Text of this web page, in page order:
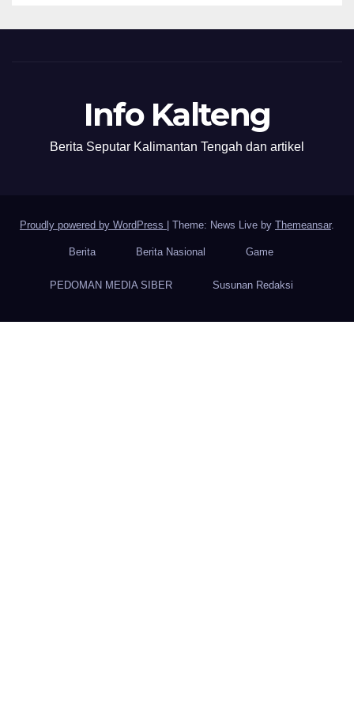
Info Kalteng
Berita Seputar Kalimantan Tengah dan artikel
Proudly powered by WordPress Theme: News Live by Themeansar.
Berita Berita Nasional Game
PEDOMAN MEDIA SIBER Susunan Redaksi